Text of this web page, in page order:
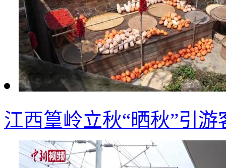
江西篁岭立秋“晒秋”引游